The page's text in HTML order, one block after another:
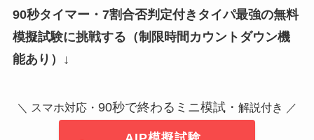
90秒タイマー・7割合否判定付きタイパ最強の無料
模擬試験に挑戦する（制限時間カウントダウン機
能あり）↓
＼ スマホ対応・ 90秒で終わるミニ模試・ 解説付き ／